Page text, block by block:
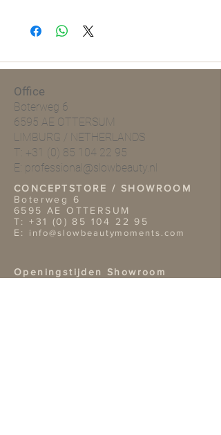
Office
Boterweg 6
6595 AE OTTERSUM
LIMBURG / NETHERLANDS
T: +31 (0) 85 104 22 95
E: professional@slowbeauty.nl
CONCEPTSTORE / SHOWROOM
Boterweg 6
6595 AE OTTERSUM
T:+31 (0) 85 104 22 95
E: info@slowbeautymoments.com
Openingstijden Showroom